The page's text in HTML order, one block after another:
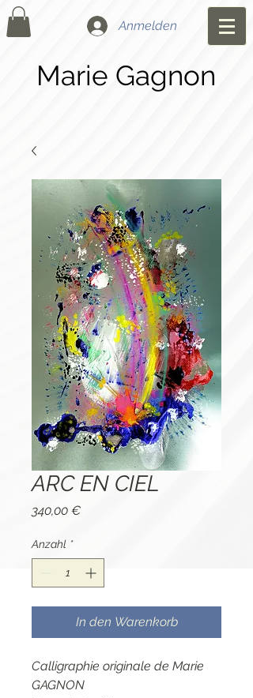
Anmelden
Marie Gagnon
ARC EN CIEL
340,00 €Preis
Anzahl *
In den Warenkorb
Calligraphie originale de Marie
GAGNON